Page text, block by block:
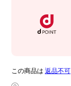
この商品は 返品不可